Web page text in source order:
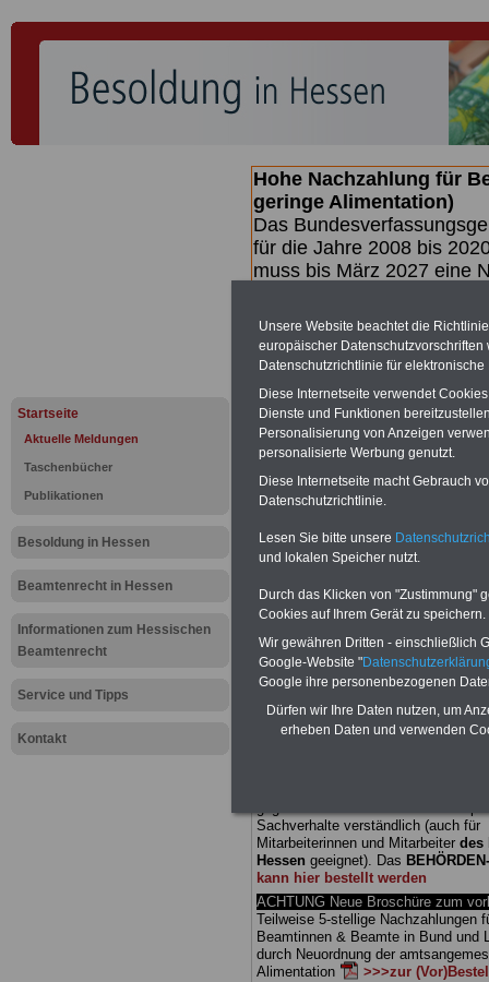
Startseite
Aktuelle Meldungen
Taschenbücher
Publikationen
Besoldung in Hessen
Beamtenrecht in Hessen
Informationen zum Hessischen
Beamtenrecht
Service und Tipps
Kontakt
Hohe Nachzahlung für
geringe Alimentation)
Das
für die Jahre 2008 bis
muss bis März 2027 eine
(Beamte &
geben (Medienberichten
mind.3.000 und 13.000
hierzu eine Broschüre
des Gesetzentwurfs der
(wahrscheinlich im
Broschüre.
Meldung
Land
Tarifvertrag
BEHÖRDEN-ABO
mit drei
25,00 Euro: Wissenswertes für
Sachverhalte verständlich (auch für
Mitarbeiterinnen und Mitarbeiter des
Hessen geeignet). Das
kann hier bestellt werden
ACHTUNG Neue Broschüre zum
Teilweise 5-stellige Nachzahlungen
Beamtinnen & Beamte in Bund und
durch Neuordnung der
Alimentation
>>>zur
Unsere Website beachtet die
europäischer
Datenschutzrichtlinie für
Diese Internetseite verwendet
Dienste und Funktionen
Personalisierung von Anzeigen
personalisierte Werbung genutzt.
Diese Internetseite macht Gebrauch
Datenschutzrichtlinie.
Lesen Sie bitte unsere
und lokalen Speicher nutzt.
Durch das Klicken von "Zustimmung"
Cookies auf Ihrem Gerät zu speichern.
Wir gewähren Dritten - einschließlich
Google-Website "
Google ihre personenbezogenen
Dürfen wir Ihre Daten nutzen, um
erheben Daten und verwenden